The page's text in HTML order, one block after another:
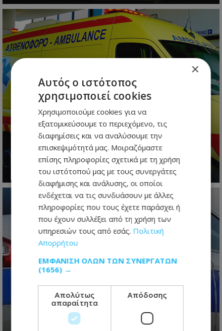
Σοβαρό τροχαίο στη Λάρνακα –
Διασωληνωμένη 22χρονη στη ΜΕΘ
09.08.2026 - 07:43
Νύχτα «φωτιά» για την Αστυνομία
- 620 οχήματα στο μικροσκόπιο και
μπαράζ συλλήψεων
×
Αυτός ο ιστότοπος
χρησιμοποιεί cookies
Χρησιμοποιούμε cookies για να
εξατομικεύσουμε το περιεχόμενο, τις
διαφημίσεις και να αναλύσουμε την
επισκεψιμότητά μας. Μοιραζόμαστε
επίσης πληροφορίες σχετικά με τη χρήση
του ιστότοπού μας με τους συνεργάτες
διαφήμισης και ανάλυσης, οι οποίοι
ενδέχεται να τις συνδυάσουν με άλλες
πληροφορίες που τους έχετε παράσχει ή
που έχουν συλλέξει από τη χρήση των
υπηρεσιών τους από εσάς. Πολιτική
Απορρήτου
ΕΜΦΆΝΙΣΗ ΌΛΩΝ ΤΩΝ ΣΥΝΕΡΓΑΤΏΝ
(1656) →
Απολύτως
απαραίτητα
Απόδοσης